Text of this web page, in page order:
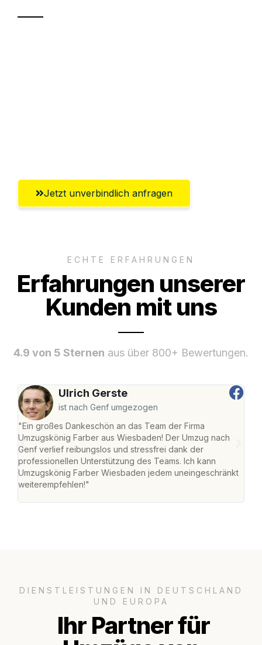
Jetzt unverbindlich anfragen
ECHTE ERFAHRUNGEN
Erfahrungen unserer
Kunden mit uns
4.9 von 5 Sternen aus über 800+ Bewertungen.
Ulrich Gerste
ist nach Genf umgezogen
"Ein großes Dankeschön an das Team der Firma
Umzugskönig Farber aus Wiesbaden! Der Umzug nach
Genf verlief reibungslos und stressfrei dank der
professionellen Unterstützung des Teams. Ich kann
Umzugskönig Farber Wiesbaden jedem uneingeschränkt
weiterempfehlen!"
DIENSTLEISTUNGEN IN DEUTSCHLAND
UND EUROPA
Ihr Partner für